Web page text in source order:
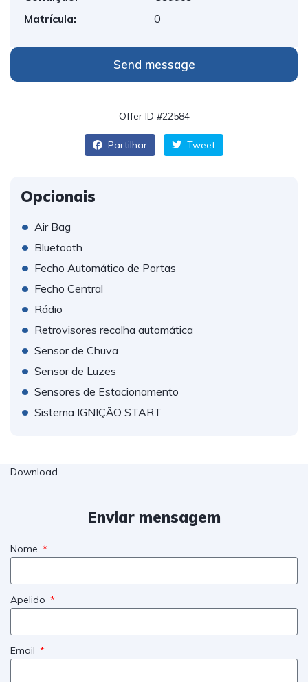
Matrícula:
0
Send message
Offer ID #22584
Partilhar Tweet
Opcionais
• Air Bag
• Bluetooth
• Fecho Automático de Portas
• Fecho Central
• Rádio
• Retrovisores recolha automática
• Sensor de Chuva
• Sensor de Luzes
• Sensores de Estacionamento
• Sistema IGNIÇÃO START
Download
Enviar mensagem
Nome
Apelido
Email